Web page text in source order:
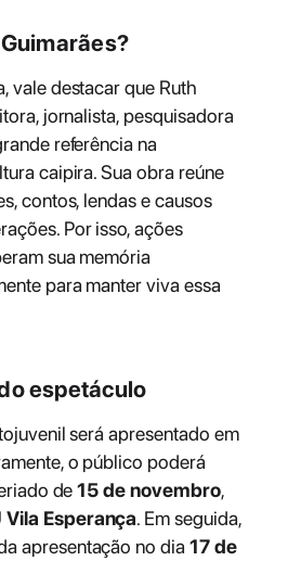
vale destacar que Ruth
jornalista, pesquisadora
referência na
caipira. Sua obra reúne
contos, lendas e causos
Por isso, ações
sua memória
para manter viva essa
espetáculo
será apresentado em
o público poderá
de15 de novembro,
Vila Esperança. Em seguida,
apresentação no dia17 de